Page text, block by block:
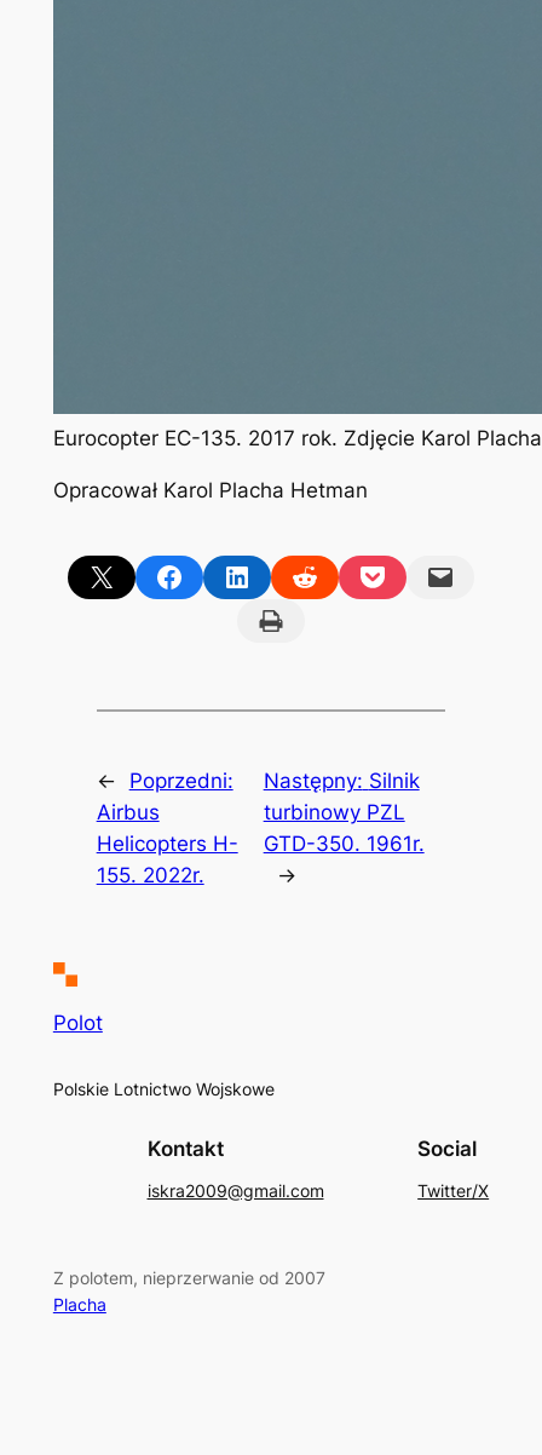
Eurocopter EC-135. 2017 rok. Zdjęcie Karol
Opracował Karol Placha Hetman
Share on X Share on FacebookShare on LinkedInShare on RedditShare on PocketEmail this Page
Print this Page
←
Poprzedni:
Airbus
Helicopters H-
155. 2022r.
Następny: Silnik
turbinowy PZL
GTD-350. 1961r.
→
Polot
Polskie Lotnictwo Wojskowe
Kontakt
iskra2009@gmail.com
Social
Twitter/X
Z polotem, nieprzerwanie od 2007
Placha